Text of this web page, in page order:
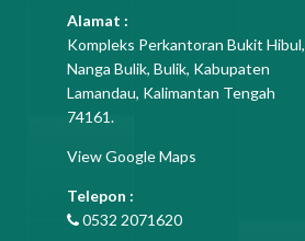
Alamat :
Kompleks Perkantoran Bukit Hibul,
Nanga Bulik, Bulik, Kabupaten
Lamandau, Kalimantan Tengah
74161.
View Google Maps
Telepon :
0532 2071620